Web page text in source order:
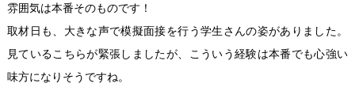
雰囲気は本番そのものです！
取材日も、大きな声で模擬面接を行う学生さんの姿がありました。
見ているこちらが緊張しましたが、こういう経験は本番でも心強い
味方になりそうですね。